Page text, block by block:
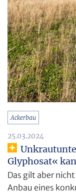
Ackerbau
25.03.2024
Glyphosat«
Das gilt aber
Anbau eines